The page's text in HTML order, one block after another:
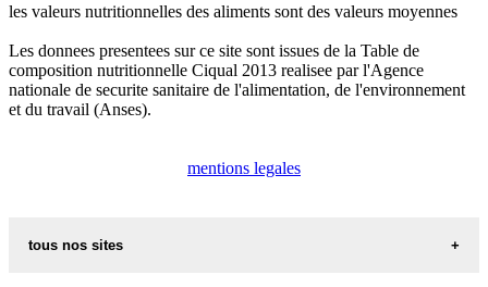
les valeurs nutritionnelles des aliments sont des valeurs moyennes
Les donnees presentees sur ce site sont issues de la Table de
composition nutritionnelle Ciqual 2013 realisee par l'Agence
nationale de securite sanitaire de l'alimentation, de l'environnement
et du travail (Anses).
mentions legales
tous nos sites